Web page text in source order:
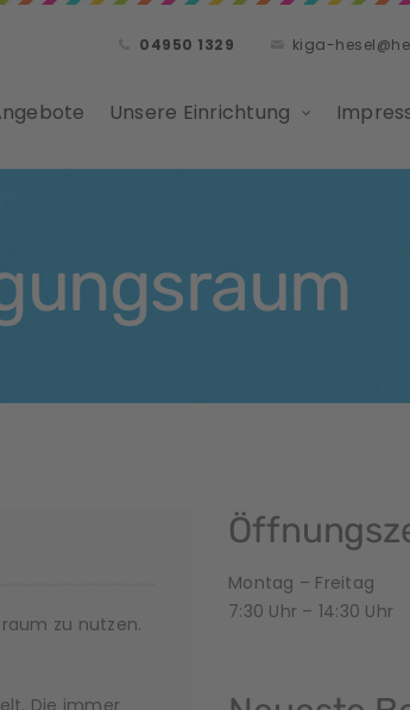
04950 1329 kiga-
Unsere Einrichtung
zu nutzen.
Die immer
Montag – Freitag
7:30 Uhr – 14:30 Uhr